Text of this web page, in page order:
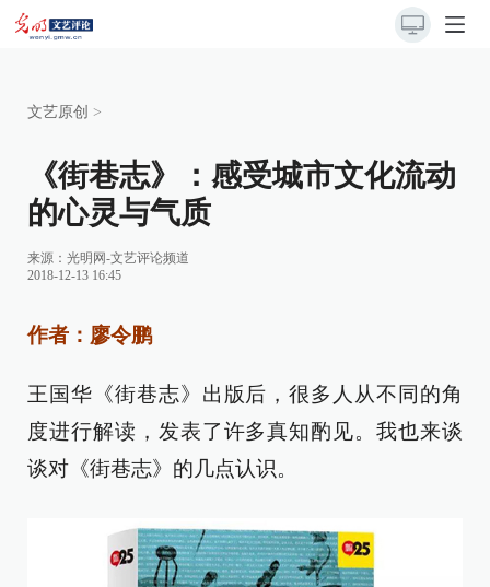
文艺原创 >
《街巷志》：感受城市文化流动
的心灵与气质
来源： 光明网-文艺评论频道
2018-12-13 16:45
作者：廖令鹏
王国华《街巷志》出版后，很多人从不同的角
度进行解读，发表了许多真知酌见。我也来谈
谈对《街巷志》的几点认识。